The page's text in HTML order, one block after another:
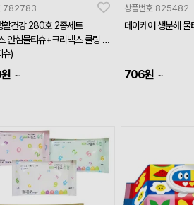
782783
활건강 280호 2종세트
안심물티슈+크리넥스 쿨링 아
슈)
원 ~
상품번호 825482
데이케어 생분해
706원 ~